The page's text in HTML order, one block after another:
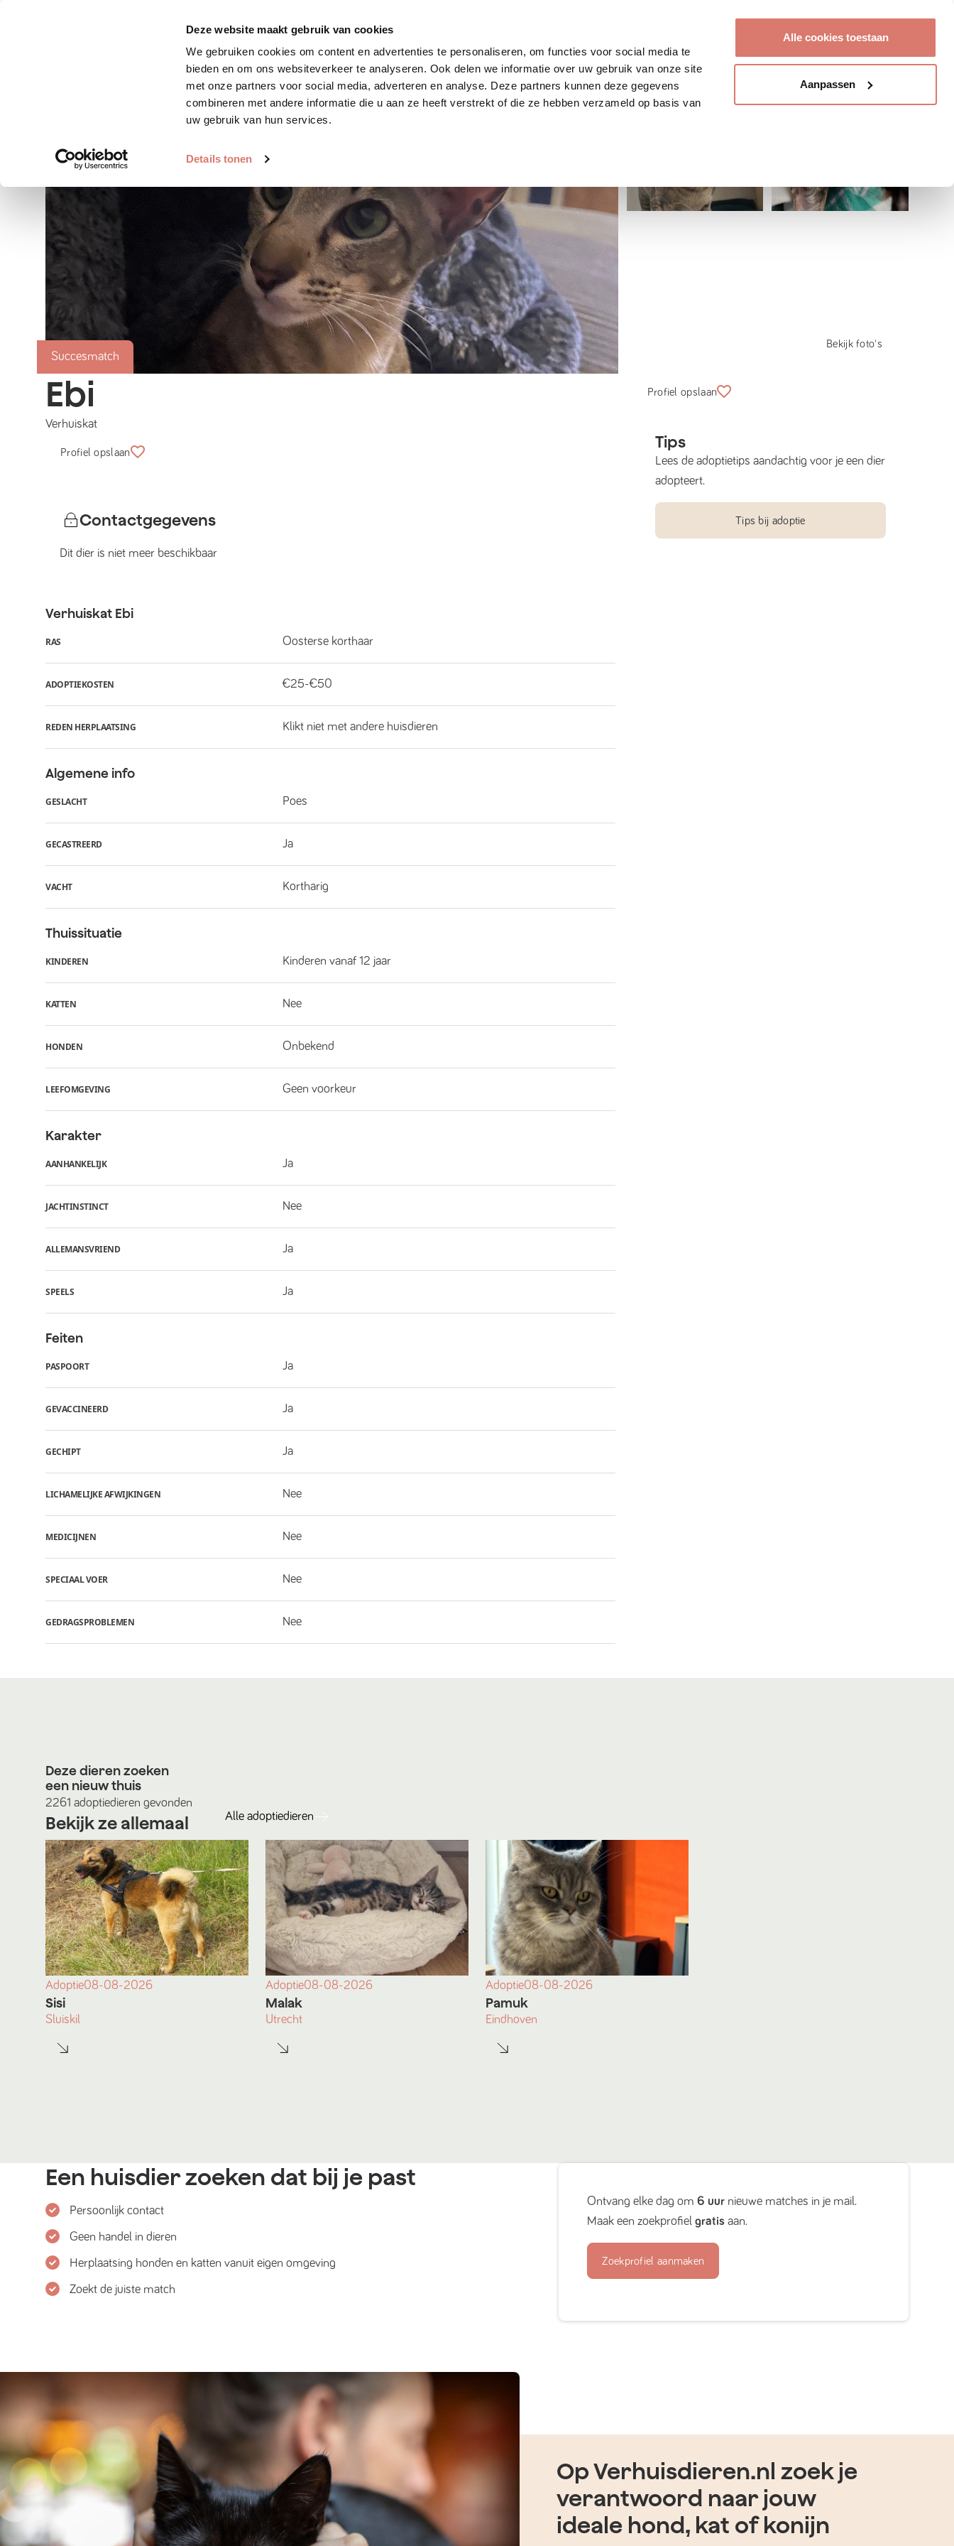
Deze website maakt gebruik van cookies
We gebruiken cookies om content en advertenties te personaliseren, om functies voor social media te
bieden en om ons websiteverkeer te analyseren. Ook delen we informatie over uw gebruik van onze site
met onze partners voor social media, adverteren en analyse. Deze partners kunnen deze gegevens
combineren met andere informatie die u aan ze heeft verstrekt of die ze hebben verzameld op basis van
uw gebruik van hun services.
Details tonen
Alle cookies toestaan
Aanpassen
Zoek huisdier Plaats huisdier Hoe werkt het?
Succesmatch
Bekijk foto's
Ebi
Verhuiskat
Profiel opslaan
Contactgegevens
Dit dier is niet meer beschikbaar
Verhuiskat Ebi
RAS Oosterse korthaar
ADOPTIEKOSTEN €25-€50
REDEN HERPLAATSING Klikt niet met andere huisdieren
Algemene info
GESLACHT Poes
GECASTREERD Ja
VACHT Kortharig
Thuissituatie
KINDEREN Kinderen vanaf 12 jaar
KATTEN Nee
HONDEN Onbekend
LEEFOMGEVING Geen voorkeur
Karakter
AANHANKELIJK Ja
JACHTINSTINCT Nee
ALLEMANSVRIEND Ja
SPEELS Ja
Feiten
PASPOORT Ja
GEVACCINEERD Ja
GECHIPT Ja
LICHAMELIJKE AFWIJKINGEN Nee
MEDICIJNEN Nee
SPECIAAL VOER Nee
GEDRAGSPROBLEMEN Nee
Profiel opslaan
Tips
Lees de adoptietips aandachtig voor je een dier
adopteert.
Tips bij adoptie
Deze dieren zoeken
een nieuw thuis
2261 adoptiedieren gevonden
Bekijk ze allemaal Alle adoptiedieren
Adoptie08-08-2026
Sisi
Sluiskil
Adoptie08-08-2026
Malak
Utrecht
Adoptie08-08-2026
Pamuk
Eindhoven
Een huisdier zoeken dat bij je past
Persoonlijk contact
Geen handel in dieren
Herplaatsing honden en katten vanuit eigen omgeving
Zoekt de juiste match
Ontvang elke dag om6 uur nieuwe matches in je mail.
Maak een zoekprofielgratis aan.
Zoekprofiel aanmaken
Op Verhuisdieren.nl zoek je
verantwoord naar jouw
ideale hond, kat of konijn